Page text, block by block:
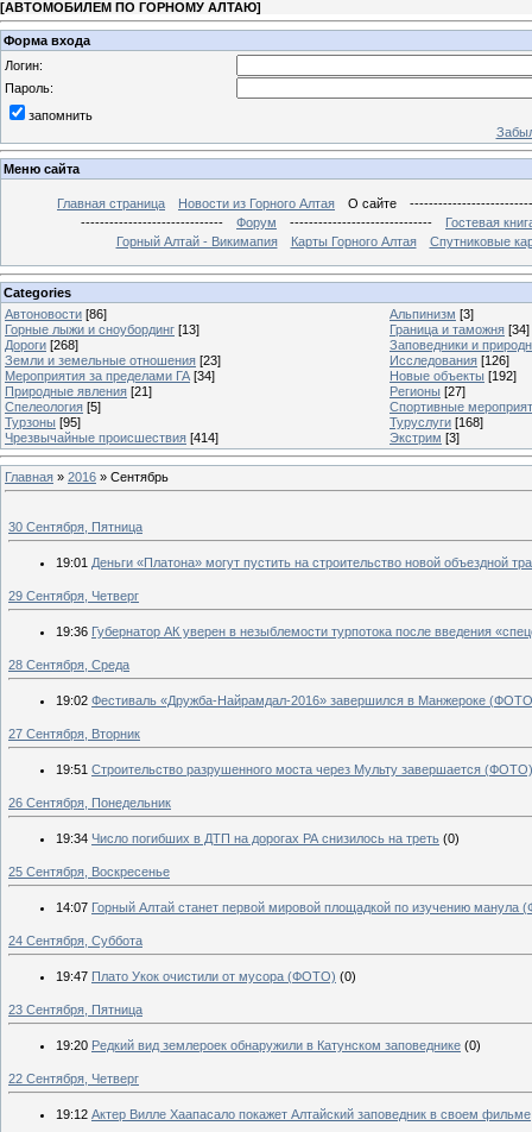
[АВТОМОБИЛЕМ ПО ГОРНОМУ АЛТАЮ]
Форма входа
Логин:
Пароль:
запомнить
Меню сайта
Главная страница Новости из Горного Алтая О сайте
------------------------------
Форум ------------------------------
Гостевая
Горный Алтай - Викимапия
Карты Горного Алтая Спутниковые
Categories
Автоновости [86] Альпинизм [3]
Горные лыжи и сноубординг [13] Граница и таможня [34]
Дороги [268]
Заповедники и
Земли и земельные отношения [23] Исследования [126]
Мероприятия за пределами ГА [34] Новые объекты [192]
Природные явления [21] Регионы [27]
Спелеология [5]
Спортивные
Турзоны [95] Туруслуги [168]
Чрезвычайные происшествия [414] Экстрим [3]
Главная » 2016 » Сентябрь
30 Сентября, Пятница
19:01 Деньги «Платона» могут пустить на строительство новой объездной
29 Сентября, Четверг
19:36 Губернатор АК уверен в незыблемости турпотока после введения
28 Сентября, Среда
19:02 Фестиваль «Дружба-Найрамдал-2016» завершился в Манжероке
27 Сентября, Вторник
19:51 Строительство разрушенного моста через Мульту завершается (ФОТО)
26 Сентября, Понедельник
19:34 Число погибших в ДТП на дорогах РА снизилось на треть (0)
25 Сентября, Воскресенье
14:07 Горный Алтай станет первой мировой площадкой по изучению манула
24 Сентября, Суббота
19:47 Плато Укок очистили от мусора (ФОТО) (0)
23 Сентября, Пятница
19:20 Редкий вид землероек обнаружили в Катунском заповеднике (0)
22 Сентября, Четверг
19:12 Актер Вилле Хаапасало покажет Алтайский заповедник в своем фильме